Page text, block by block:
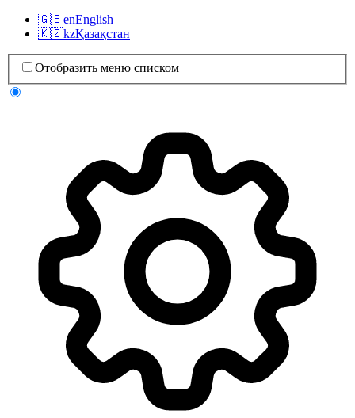
🇬🇧enEnglish
🇰🇿kzҚазақстан
Отобразить меню списком